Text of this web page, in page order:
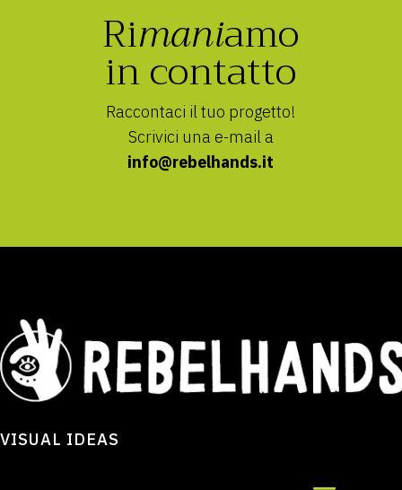
Rimaniamo
in contatto
Raccontaci il tuo progetto!
Scrivici una e-mail a
info@rebelhands.it
VISUAL IDEAS